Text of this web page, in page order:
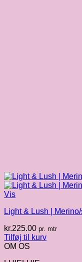
Vis
Light & Lush |
kr.225.00 pr. mtr
Tilføj til kurv
OM OS